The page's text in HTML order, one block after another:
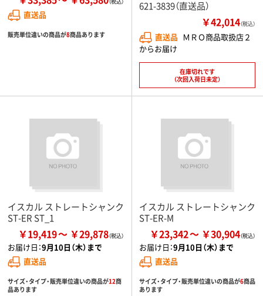
直送品
販売単位違いの商品が8商品あります
621-3839（直送品）
￥42,014（税込）
直送品 ＭＲＯ商品取扱店２
からお届け
在庫切れです
（次回入荷日未定）
イスカル ストレートシャンク
ST-ER ST_1
￥19,419 ￥29,878
お届け日：9月10日（木）まで
直送品
サイズ・タイプ・販売単位違いの商品が12商
品あります
イスカル ストレートシャンク
ST-ER-M
￥23,342 ￥30,904
お届け日：9月10日（木）まで
直送品
サイズ・タイプ・販売単位違いの商品が6商品
あります